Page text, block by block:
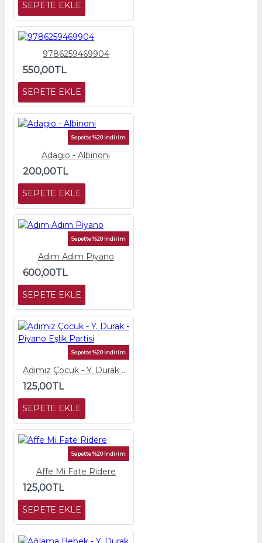
SEPETE EKLE
9786259469904
550,00TL
SEPETE EKLE
Sepette %20 İndirim
Adagio - Albinoni
200,00TL
SEPETE EKLE
Sepette %20 İndirim
Adım Adım Piyano
600,00TL
SEPETE EKLE
Sepette %20 İndirim
Adımız Çocuk - Y. Durak - Piyano Eşlik Partisi
125,00TL
SEPETE EKLE
Sepette %20 İndirim
Affe Mi Fate Ridere
125,00TL
SEPETE EKLE